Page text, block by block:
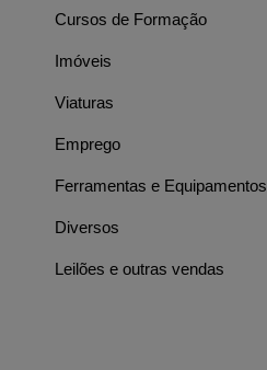
Cursos de Formação
Imóveis
Viaturas
Emprego
Ferramentas e Equipamentos
Diversos
Leilões e outras vendas